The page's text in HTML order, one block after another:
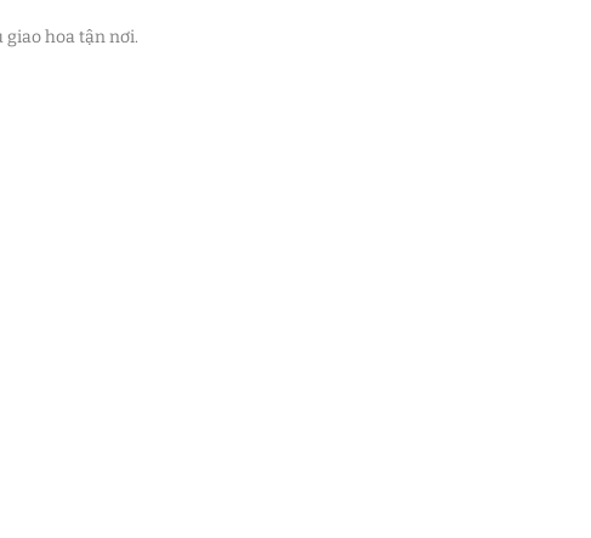
giao hoa tận nơi.